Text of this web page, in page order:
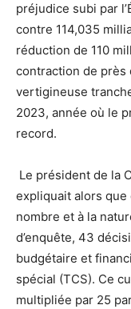
préjudice subi par
contre 114,035
réduction de 110
contraction de près
vertigineuse
2023, année où le
record.
Le président de la
expliquait alors que
nombre et à la
d’enquête, 43
budgétaire et
spécial (TCS). Ce
multipliée par 25